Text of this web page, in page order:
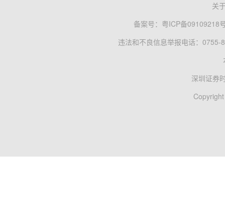
关
备案号： 粤ICP备09109218
违法和不良信息举报电话：0755-
深圳证券